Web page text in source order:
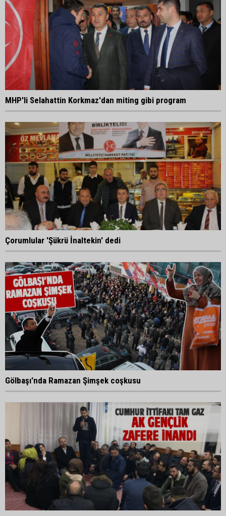
MHP'li Selahattin Korkmaz'dan miting gibi program
Çorumlular 'Şükrü İnaltekin' dedi
Gölbaşı'nda Ramazan Şimşek coşkusu